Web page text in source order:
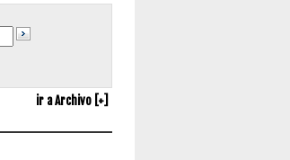
ir a Archivo [+]